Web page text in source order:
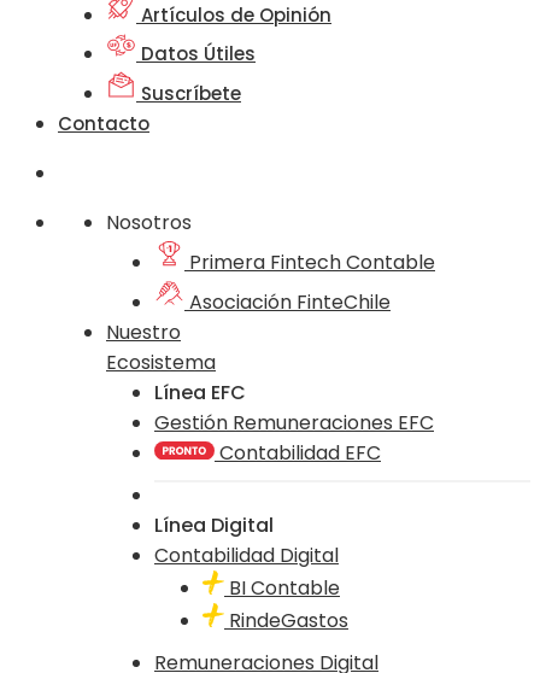
Artículos de Opinión
Datos Útiles
Suscríbete
Contacto
Nosotros
Primera Fintech Contable
Asociación FinteChile
Nuestro
Ecosistema
Línea EFC
Gestión Remuneraciones EFC
Contabilidad EFC
Línea Digital
Contabilidad Digital
BI Contable
RindeGastos
Remuneraciones Digital